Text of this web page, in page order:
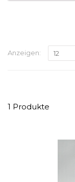
Anzeigen: 12
1 Produkte